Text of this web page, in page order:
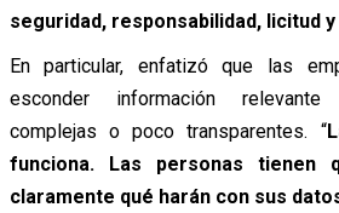
seguridad, responsabilidad, licitud
En particular, enfatizó que las
esconder información relevante
complejas o poco transparentes. “
funciona. Las personas tienen
claramente qué harán con sus